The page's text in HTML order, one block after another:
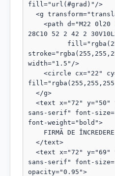
fill="url(#grad)"/>
28C10 52 2 42 2
width="1.5"/>
sans-serif" font-
font-weight="bold">
sans-serif" font-
opacity="0.95">